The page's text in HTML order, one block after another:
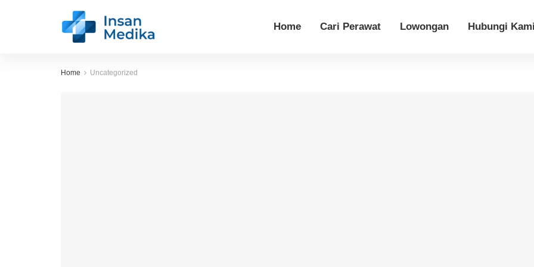
Home Cari Perawat Lowongan Hubungi Kami
Home Uncategorized